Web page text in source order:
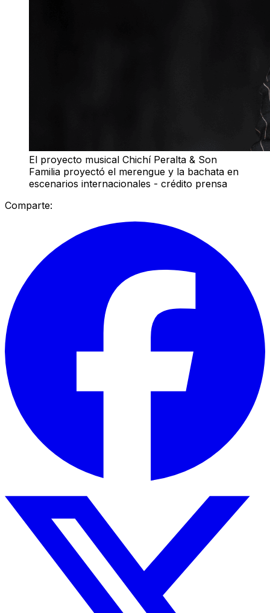
El proyecto musical Chichí Peralta & Son
Familia proyectó el merengue y la bachata en
escenarios internacionales - crédito prensa
Comparte: